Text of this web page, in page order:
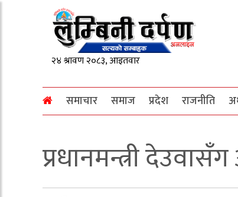
समाचार समाज प्रदेश राजनीति
प्रधानमन्त्री